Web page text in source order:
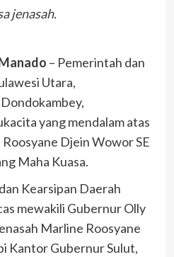
jenasah.
– Pemerintah dan
Utara,
yang mendalam atas
Djein Wowor SE
Maha Kuasa.
Kearsipan Daerah
mewakili Gubernur Olly
Marline Roosyane
Kantor Gubernur Sulut,